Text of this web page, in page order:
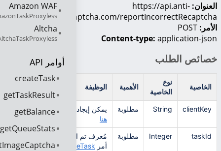
Amazon WAF
Altcha
أوامر API
createTask
getTaskResult
getBalance
getQueueStats
العنوان: https://api.anti-
captcha.com/reportIncorrectRecaptcha
الأمر:
Content-type: application-json
خصائص الطلب
الخاصية
نوع
الخاصية
الأهمية الوظيفة
clientKey
String مطلوبة
يمكن إيجاد مفتاح حساب العميل
هنا
taskId
Integer مطلوبة
مُعرف تم استرجاعه عند استخدام
أمر createTask